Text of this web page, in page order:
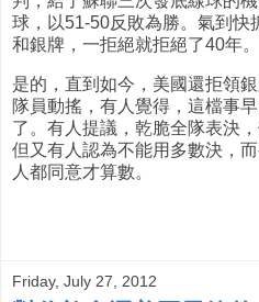
球，以51-50反敗為勝。氣到快
和銀牌，一拒絕就拒絕了40年。
是的，直到如今，美國還拒領
隊員動搖，有人覺得，這檔事
了。有人提議，乾脆全隊表決
但又有人認為不能用多數決，
人都同意才算數。
Friday, July 27, 2012